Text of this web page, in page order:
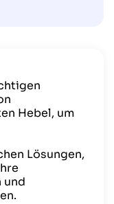
Hebel, um
Lösungen,
und